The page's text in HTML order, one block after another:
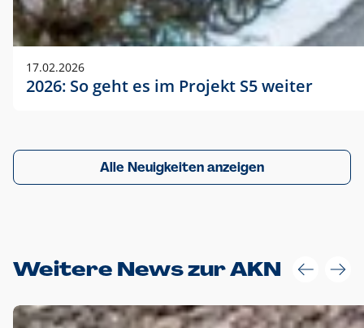
17.02.2026
2026: So geht es im Projekt S5 weiter
Alle Neuigkeiten anzeigen
Weitere News zur AKN